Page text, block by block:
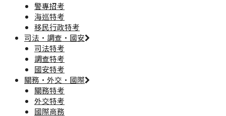
警專招考
海巡特考
移民行政特考
司法·調查·國安
司法特考
調查特考
國安特考
關務·外交·國際
關務特考
外交特考
國際商務